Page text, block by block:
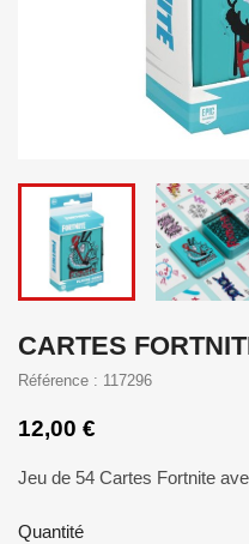
CARTES
Référence : 117296
12,00 €
Jeu de 54 Cartes Fortnite
Quantité